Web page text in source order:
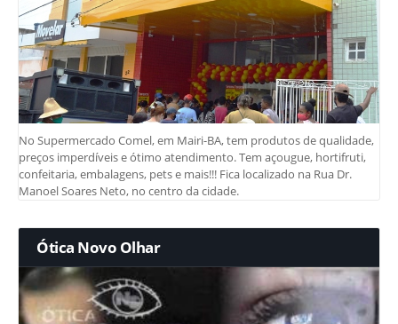
No Supermercado Comel, em Mairi-BA, tem produtos de qualidade,
preços imperdíveis e ótimo atendimento. Tem açougue, hortifruti,
confeitaria, embalagens, pets e mais!!! Fica localizado na Rua Dr.
Manoel Soares Neto, no centro da cidade.
Ótica Novo Olhar